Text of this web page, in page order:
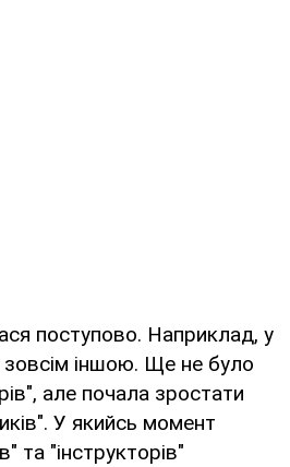
поступово. Наприклад, у
зовсім іншою. Ще не було
але почала зростати
У якийсь момент
та "інструкторів"